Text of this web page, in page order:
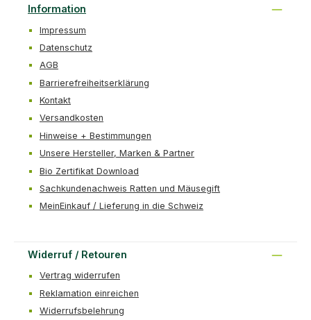
Information
Impressum
Datenschutz
AGB
Barrierefreiheitserklärung
Kontakt
Versandkosten
Hinweise + Bestimmungen
Unsere Hersteller, Marken & Partner
Bio Zertifikat Download
Sachkundenachweis Ratten und Mäusegift
MeinEinkauf / Lieferung in die Schweiz
Widerruf / Retouren
Vertrag widerrufen
Reklamation einreichen
Widerrufsbelehrung